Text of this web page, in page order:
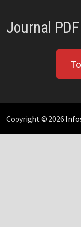
Journal PDF
Copyright © 2026